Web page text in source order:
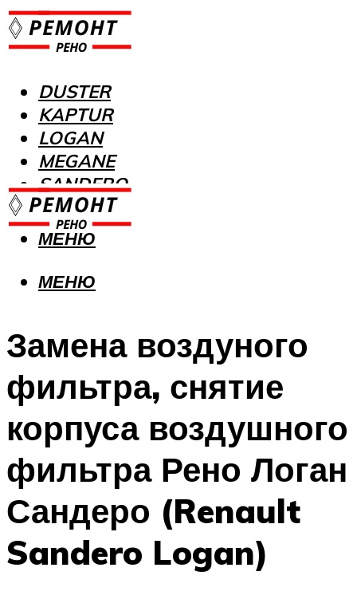
DUSTER
KAPTUR
LOGAN
MEGANE
SANDERO
МЕНЮ
МЕНЮ
Замена воздуного
фильтра, снятие
корпуса воздушного
фильтра Рено Логан
Сандеро (Renault
Sandero Logan)